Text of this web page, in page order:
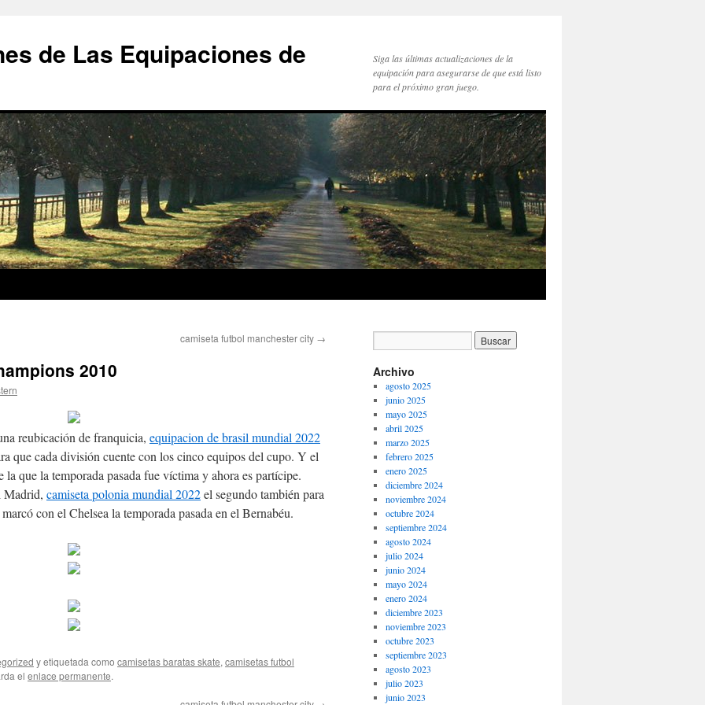
de Las Equipaciones de
Siga las últimas actualizaciones de la
equipación para asegurarse de que está listo
para el próximo gran juego.
camiseta futbol manchester city →
2010
reubicación de franquicia, equipacion de brasil mundial 2022
que cada división cuente con los cinco equipos del cupo. Y el
que la temporada pasada fue víctima y ahora es partícipe.
Madrid, camiseta polonia mundial 2022el segundo también para
con el Chelsea la temporada pasada en el Bernabéu.
y etiquetada como camisetas baratas skate, camisetas futbol
el enlace permanente.
Archivo
agosto 2025
junio 2025
mayo 2025
abril 2025
marzo 2025
febrero 2025
enero 2025
diciembre 2024
noviembre 2024
octubre 2024
septiembre 2024
agosto 2024
julio 2024
junio 2024
mayo 2024
enero 2024
diciembre 2023
noviembre 2023
octubre 2023
septiembre 2023
agosto 2023
julio 2023
junio 2023